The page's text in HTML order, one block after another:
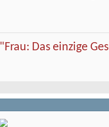
"Frau: Das einzige